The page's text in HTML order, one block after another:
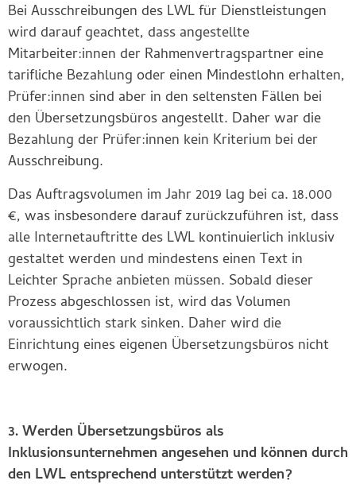
Bei Ausschreibungen des LWL für Dienstleistungen
wird darauf geachtet, dass angestellte
Mitarbeiter:innen der Rahmenvertragspartner eine
tarifliche Bezahlung oder einen Mindestlohn erhalten,
Prüfer:innen sind aber in den seltensten Fällen bei
den Übersetzungsbüros angestellt. Daher war die
Bezahlung der Prüfer:innen kein Kriterium bei der
Ausschreibung.
Das Auftragsvolumen im Jahr 2019 lag bei ca. 18.000
€, was insbesondere darauf zurückzuführen ist, dass
alle Internetauftritte des LWL kontinuierlich inklusiv
gestaltet werden und mindestens einen Text in
Leichter Sprache anbieten müssen. Sobald dieser
Prozess abgeschlossen ist, wird das Volumen
voraussichtlich stark sinken. Daher wird die
Einrichtung eines eigenen Übersetzungsbüros nicht
erwogen.
3. Werden Übersetzungsbüros als
Inklusionsunternehmen angesehen und können durch
den LWL entsprechend unterstützt werden?